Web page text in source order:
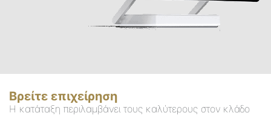
Βρείτε επιχείρηση
Η κατάταξη περιλαμβάνει τους καλύτερους στον κλάδο